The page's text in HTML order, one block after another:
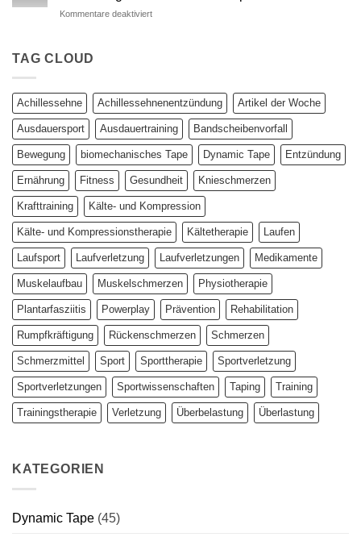
Tape
Parameter
Kommentare deaktiviertfür
Studienergebnisse
unter
der
TAG CLOUD
Achillessehne Achillessehnenentzündung Artikel der Woche
Ausdauersport Ausdauertraining Bandscheibenvorfall
Bewegung biomechanisches Tape Dynamic Tape Entzündung
Ernährung Fitness Gesundheit Knieschmerzen
Krafttraining Kälte- und Kompression
Kälte- und Kompressionstherapie Kältetherapie Laufen
Laufsport Laufverletzung Laufverletzungen Medikamente
Muskelaufbau Muskelschmerzen Physiotherapie
Plantarfasziitis Powerplay Prävention Rehabilitation
Rumpfkräftigung Rückenschmerzen Schmerzen
Schmerzmittel Sport Sporttherapie Sportverletzung
Sportverletzungen Sportwissenschaften Taping Training
Trainingstherapie Verletzung Überbelastung Überlastung
KATEGORIEN
Dynamic Tape (45)